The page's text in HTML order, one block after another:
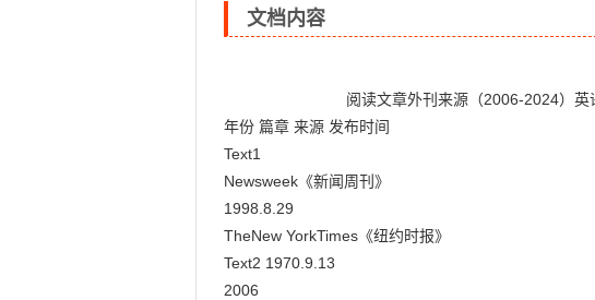
文档内容
年份 篇章 来源 发布时间
Text1
Newsweek《新闻周刊》
1998.8.29
TheNew YorkTimes《纽约时报》
Text2 1970.9.13
2006